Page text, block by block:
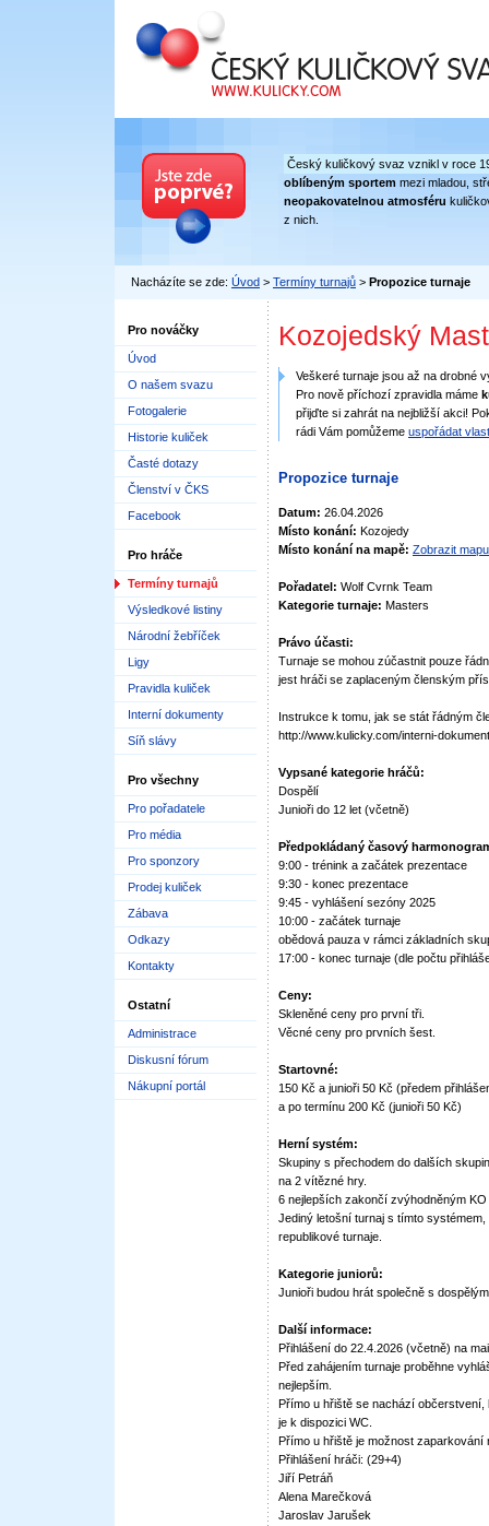
Český kuličkový svaz
Český kuličkový svaz vznikl v roce
oblíbeným sportem mezi mladou,
neopakovatelnou atmosféru
z nich.
Nacházíte se zde: Úvod > Termíny turnajů > Propozice turnaje
Pro nováčky
Úvod
O našem svazu
Fotogalerie
Historie kuliček
Časté dotazy
Členství v ČKS
Facebook
Pro hráče
Termíny turnajů
Výsledkové listiny
Národní žebříček
Ligy
Pravidla kuliček
Interní dokumenty
Síň slávy
Pro všechny
Pro pořadatele
Pro média
Pro sponzory
Prodej kuliček
Zábava
Odkazy
Kontakty
Ostatní
Administrace
Diskusní fórum
Nákupní portál
Kozojedský
Veškeré turnaje jsou až na drobné
Pro nově příchozí zpravidla máme
přijďte si zahrát na nejbližší akci!
rádi Vám pomůžeme uspořádat
Propozice turnaje
Datum: 26.04.2026
Místo konání: Kozojedy
Místo konání na mapě: Zobrazit mapu
Pořadatel: Wolf Cvrnk Team
Kategorie turnaje: Masters
Právo účasti:
Turnaje se mohou zúčastnit pouze
jest hráči se zaplaceným členským
Instrukce k tomu, jak se stát řádným
http://www.kulicky.com/interni-
Vypsané kategorie hráčů:
Dospělí
Junioři do 12 let (včetně)
Předpokládaný časový
9:00 - trénink a začátek prezentace
9:30 - konec prezentace
9:45 - vyhlášení sezóny 2025
10:00 - začátek turnaje
obědová pauza v rámci základních
17:00 - konec turnaje (dle počtu
Ceny:
Skleněné ceny pro první tři.
Věcné ceny pro prvních šest.
Startovné:
150 Kč a junioři 50 Kč (předem
a po termínu 200 Kč (junioři 50 Kč)
Herní systém:
Skupiny s přechodem do dalších
na 2 vítězné hry.
6 nejlepších zakončí zvýhodněným
Jediný letošní turnaj s tímto
republikové turnaje.
Kategorie juniorů:
Junioři budou hrát společně s
Další informace:
Přihlášení do 22.4.2026 (včetně) na
Před zahájením turnaje proběhne
nejlepším.
Přímo u hřiště se nachází občerstvení,
je k dispozici WC.
Přímo u hřiště je možnost zaparkování
Přihlášení hráči: (29+4)
Jiří Petráň
Alena Marečková
Jaroslav Jarušek